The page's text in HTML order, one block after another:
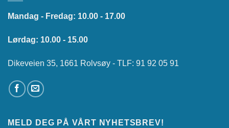
Mandag - Fredag: 10.00 - 17.00
Lørdag: 10.00 - 15.00
Dikeveien 35, 1661 Rolvsøy - TLF: 91 92 05 91
MELD DEG PÅ VÅRT NYHETSBREV!